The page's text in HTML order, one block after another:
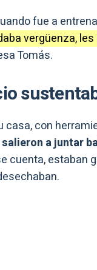
fue a
vergüenza,
Tomás.
casa, con
salieron a juntar
cuenta, estaban